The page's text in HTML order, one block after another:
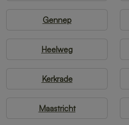
Gennep
Heelweg
Kerkrade
Maastricht